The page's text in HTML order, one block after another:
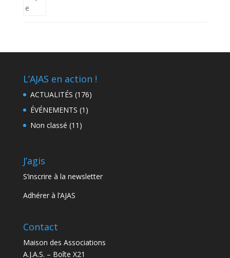
L’AJAS en action !
ACTUALITÉS (176)
ÉVÉNEMENTS (1)
Non classé (11)
J’agis
S’inscrire à la newsletter
Adhérer à l’AJAS
Contact
Maison des Associations
A.J.A.S. – Boîte X21